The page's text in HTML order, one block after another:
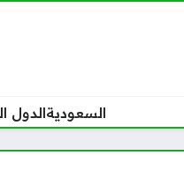
السعوديةالدول